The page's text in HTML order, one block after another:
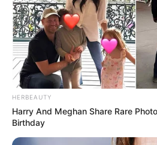
HERBEAUTY
Harry And Meghan Share Rare
Birthday